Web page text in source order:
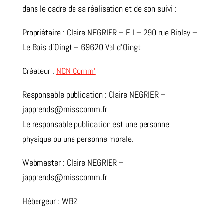
dans le cadre de sa réalisation et de son suivi :
Propriétaire : Claire NEGRIER – E.I – 290 rue Biolay –
Le Bois d’Oingt – 69620 Val d’Oingt
Créateur : NCN Comm’
Responsable publication : Claire NEGRIER –
japprends@misscomm.fr
Le responsable publication est une personne
physique ou une personne morale.
Webmaster : Claire NEGRIER –
japprends@misscomm.fr
Hébergeur : WB2